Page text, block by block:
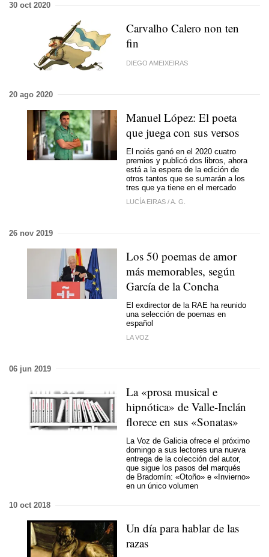
30 oct 2020
Carvalho Calero non ten
fin
DIEGO AMEIXEIRAS
20 ago 2020
Manuel López: El poeta
que juega con sus versos
El noiés ganó en el 2020 cuatro
premios y publicó dos libros, ahora
está a la espera de la edición de
otros tantos que se sumarán a los
tres que ya tiene en el mercado
LUCÍA EIRAS /A. G.
26 nov 2019
Los 50 poemas de amor
más memorables, según
García de la Concha
El exdirector de la RAE ha reunido
una selección de poemas en
español
LA VOZ
06 jun 2019
La «prosa musical e
hipnótica» de Valle-Inclán
florece en sus «Sonatas»
La Voz de Galicia ofrece el próximo
domingo a sus lectores una nueva
entrega de la colección del autor,
que sigue los pasos del marqués
de Bradomín: «Otoño» e «Invierno»
en un único volumen
10 oct 2018
Un día para hablar de las
razas